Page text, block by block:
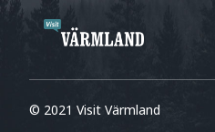
© 2021 Visit Värmland